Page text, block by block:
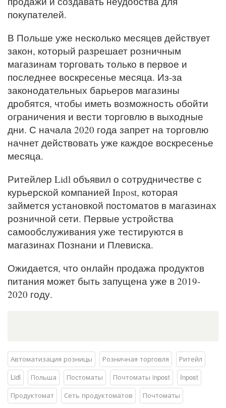
покупателей.
В Польше уже несколько месяцев действует
закон, который разрешает розничным
магазинам торговать только в первое и
последнее воскресенье месяца. Из-за
законодательных барьеров магазины
дробятся, чтобы иметь возможность обойти
ограничения и вести торговлю в выходные
дни. С начала 2020 года запрет на торговлю
начнет действовать уже каждое воскресенье
месяца.
Ритейлер Lidl объявил о сотрудничестве с
курьерской компанией Inpost, которая
займется установкой постоматов в магазинах
розничной сети. Первые устройства
самообслуживания уже тестируются в
магазинах Познани и Плевиска.
Ожидается, что онлайн продажа продуктов
питания может быть запущена уже в 2019-
2020 году.
Автоматизация розницы Розничная торговля
Ритейл
Lidl
Польша Постоматы Почтоматы inpost
Inpost
Продуктомат
Сеть продуктоматов Почтоматы